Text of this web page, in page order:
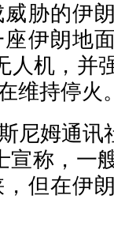
胁的伊
伊朗地
人机，并
维持停火
尼姆通讯
宣称，一
但在伊